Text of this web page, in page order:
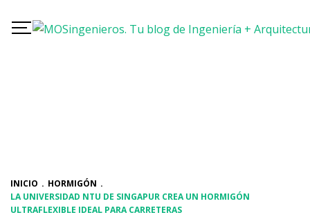
INICIO . HORMIGÓN .
LA UNIVERSIDAD NTU DE SINGAPUR CREA UN HORMIGÓN
ULTRAFLEXIBLE IDEAL PARA CARRETERAS